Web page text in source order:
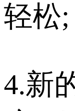
轻松;
4.新